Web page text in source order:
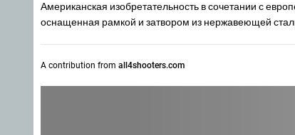
Американская изобретательность в сочетании с
оснащенная рамкой и затвором из нержавеющей
A contribution from all4shooters.com